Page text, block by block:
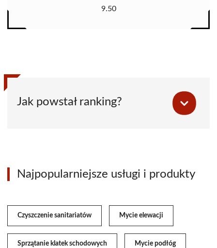
9.50
Jak powstał ranking?
Najpopularniejsze usługi i produkty
Czyszczenie sanitariatów Mycie elewacji
Sprzątanie klatek schodowych Mycie podłóg